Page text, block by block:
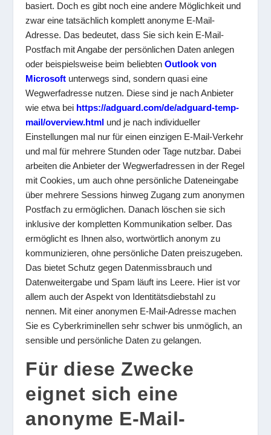
basiert. Doch es gibt noch eine andere Möglichkeit und
zwar eine tatsächlich komplett anonyme E-Mail-
Adresse. Das bedeutet, dass Sie sich kein E-Mail-
Postfach mit Angabe der persönlichen Daten anlegen
oder beispielsweise beim beliebtenOutlook von
Microsoft unterwegs sind, sondern quasi eine
Wegwerfadresse nutzen. Diese sind je nach Anbieter
wie etwa bei https://adguard.com/de/adguard-temp-
mail/overview.html und je nach individueller
Einstellungen mal nur für einen einzigen E-Mail-Verkehr
und mal für mehrere Stunden oder Tage nutzbar. Dabei
arbeiten die Anbieter der Wegwerfadressen in der Regel
mit Cookies, um auch ohne persönliche Dateneingabe
über mehrere Sessions hinweg Zugang zum anonymen
Postfach zu ermöglichen. Danach löschen sie sich
inklusive der kompletten Kommunikation selber. Das
ermöglicht es Ihnen also, wortwörtlich anonym zu
kommunizieren, ohne persönliche Daten preiszugeben.
Das bietet Schutz gegen Datenmissbrauch und
Datenweitergabe und Spam läuft ins Leere. Hier ist vor
allem auch der Aspekt von Identitätsdiebstahl zu
nennen. Mit einer anonymen E-Mail-Adresse machen
Sie es Cyberkriminellen sehr schwer bis unmöglich, an
sensible und persönliche Daten zu gelangen.
Für diese Zwecke
eignet sich eine
anonyme E-Mail-